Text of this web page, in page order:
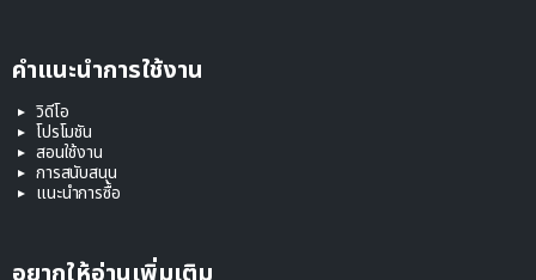
คำแนะนำการใช้งาน
วิดีโอ
โปรโมชัน
สอนใช้งาน
การสนับสนุน
แนะนำการซื้อ
อยากให้อ่านเพิ่มเติม